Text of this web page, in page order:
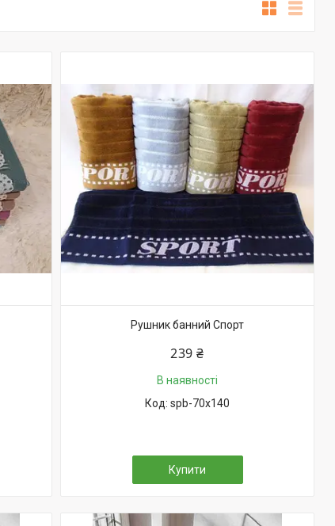
Рушник банний Спорт
239 ₴
В наявності
spb-70х140
Купити